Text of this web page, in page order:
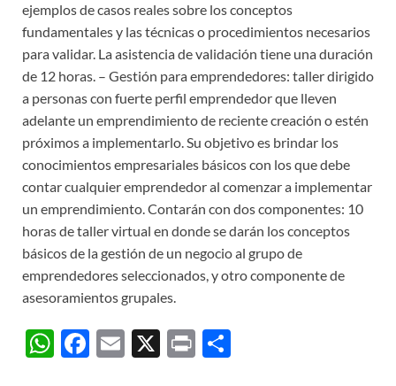
ejemplos de casos reales sobre los conceptos
fundamentales y las técnicas o procedimientos necesarios
para validar. La asistencia de validación tiene una duración
de 12 horas. – Gestión para emprendedores: taller dirigido
a personas con fuerte perfil emprendedor que lleven
adelante un emprendimiento de reciente creación o estén
próximos a implementarlo. Su objetivo es brindar los
conocimientos empresariales básicos con los que debe
contar cualquier emprendedor al comenzar a implementar
un emprendimiento. Contarán con dos componentes: 10
horas de taller virtual en donde se darán los conceptos
básicos de la gestión de un negocio al grupo de
emprendedores seleccionados, y otro componente de
asesoramientos grupales.
W F
E
X
P